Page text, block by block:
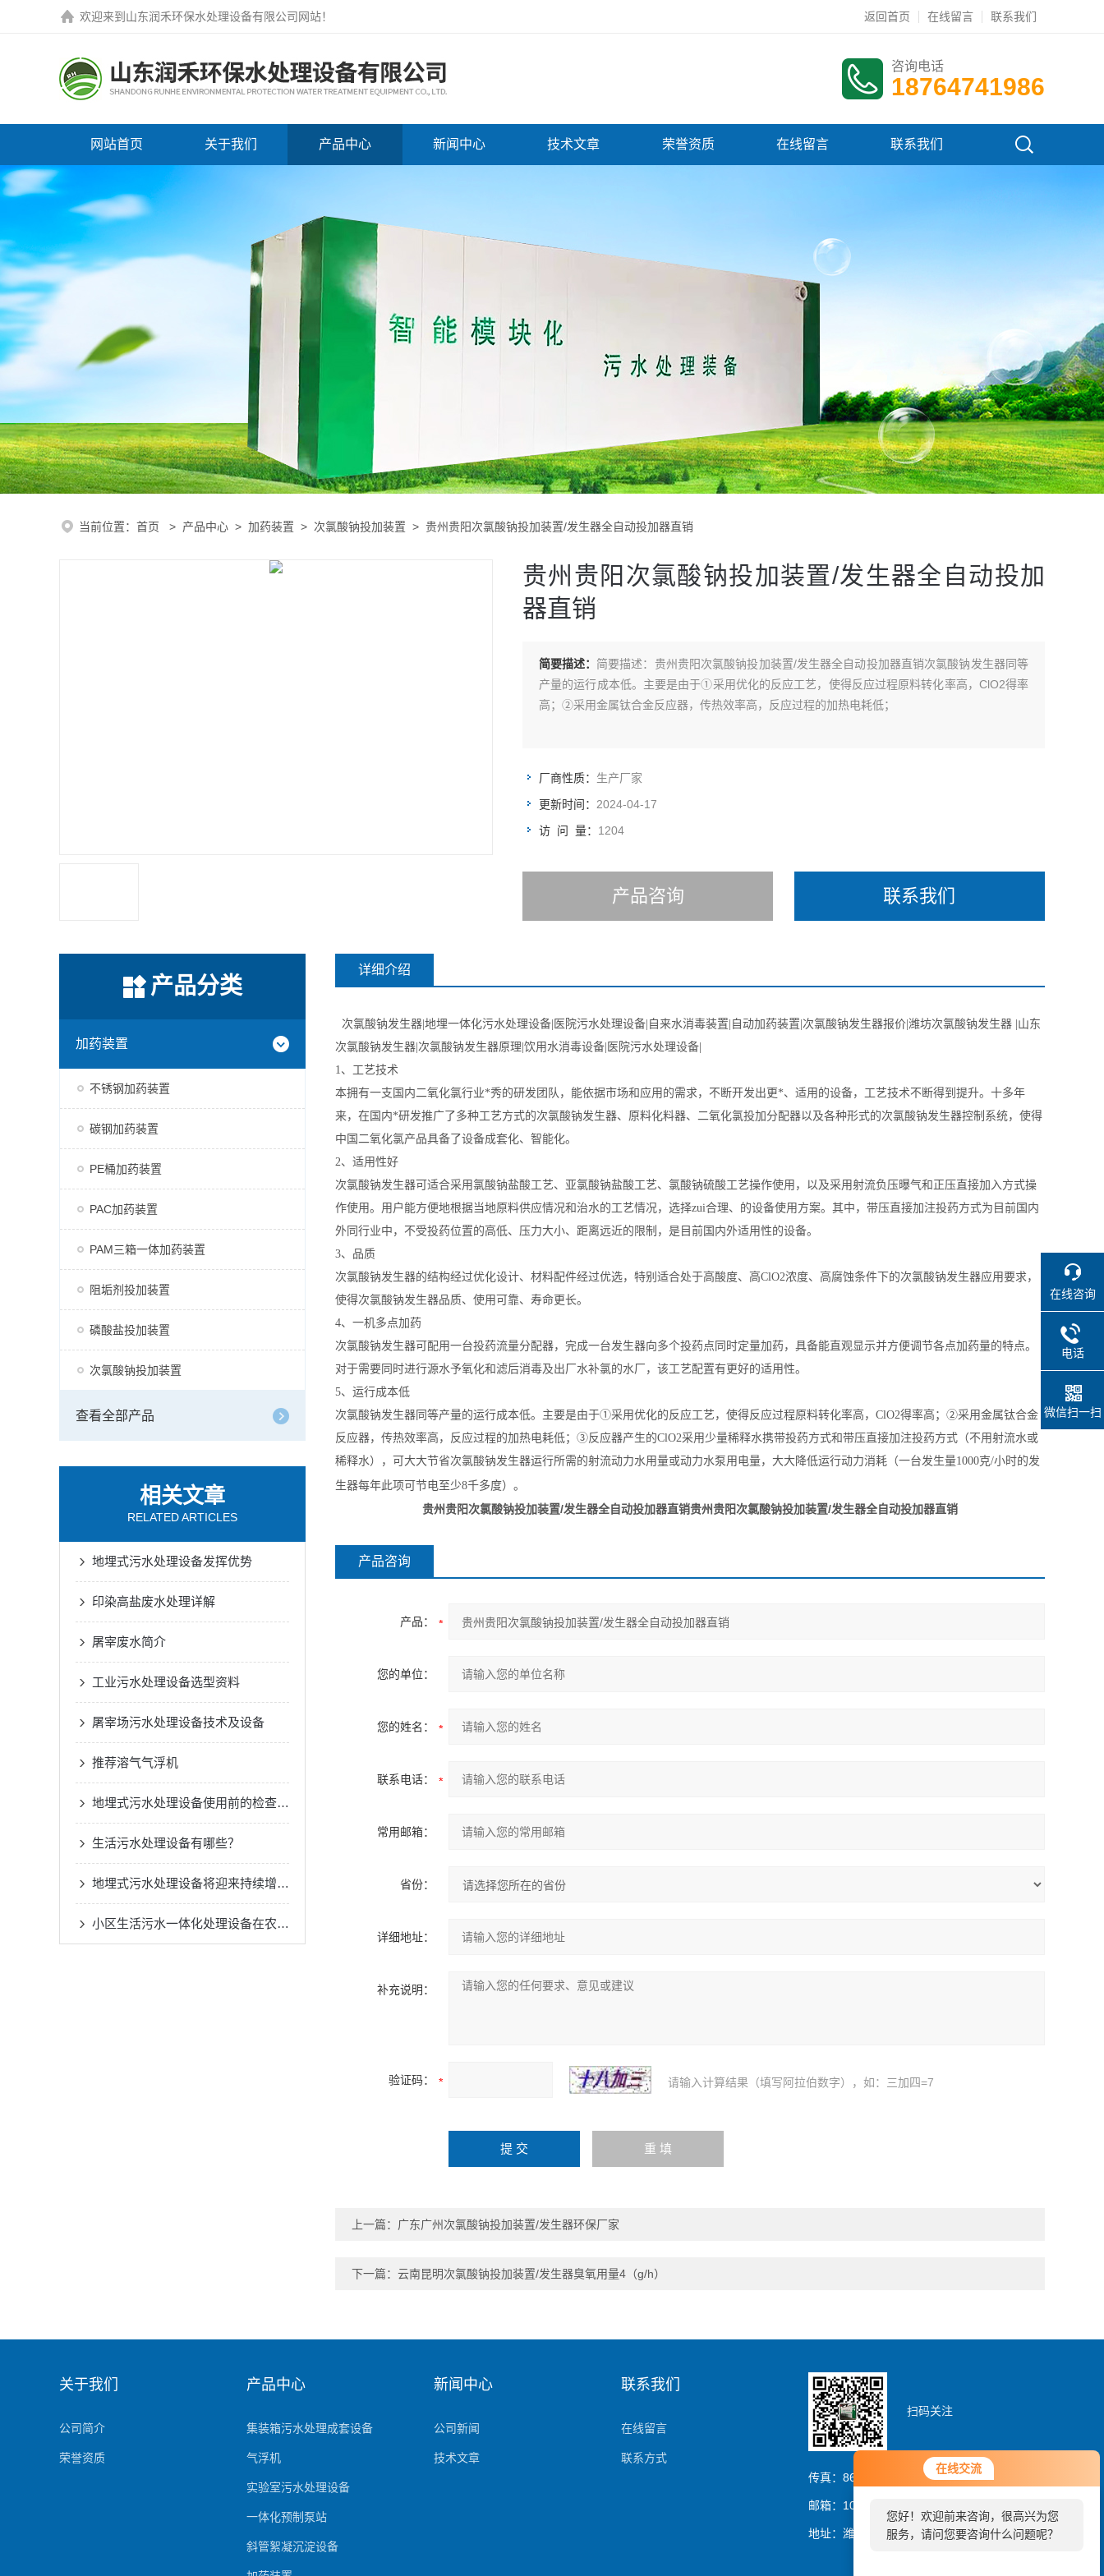
在线交流
您好！欢迎前来咨询，很高兴为您
服务，请问您要咨询什么问题呢？
欢迎来到 山东润禾环保水处理设备有限公司网站！ 返回首页 在线留言 联系我们
咨询电话
18764741986
网站首页 关于我们 产品中心 新闻中心 技术文章 荣誉资质 在线留言 联系我们
当前位置： 首页 > 产品中心 > 加药装置 > 次氯酸钠投加装置 > 贵州贵阳次氯酸钠投加装置/发生器全自动投加器直销
贵州贵阳次氯酸钠投加装置/发生器全自动投加
器直销
简要描述： 简要描述：贵州贵阳次氯酸钠投加装置/发生器全自动投加器直销次氯酸钠发生器同等
产量的运行成本低。主要是由于①采用优化的反应工艺，使得反应过程原料转化率高，ClO2得率
高；②采用金属钛合金反应器，传热效率高，反应过程的加热电耗低；
厂商性质： 生产厂家
更新时间： 2024-04-17
访 问 量： 1204
产品咨询 联系我们
产品分类
加药装置
不锈钢加药装置
碳钢加药装置
PE桶加药装置
PAC加药装置
PAM三箱一体加药装置
阻垢剂投加装置
磷酸盐投加装置
次氯酸钠投加装置
查看全部产品
相关文章
RELATED ARTICLES
地埋式污水处理设备发挥优势
印染高盐废水处理详解
屠宰废水简介
工业污水处理设备选型资料
屠宰场污水处理设备技术及设备
推荐溶气气浮机
地埋式污水处理设备使用前的检查及启动
生活污水处理设备有哪些？
地埋式污水处理设备将迎来持续增长的发展新机遇
小区生活污水一体化处理设备在农村污水处理的运用
详细介绍
次氯酸钠发生器|地埋一体化污水处理设备|医院污水处理设备|自来水消毒装置|自动加药装置|次氯酸钠发生器报价|潍坊次氯酸钠发生器 |山东
次氯酸钠发生器|次氯酸钠发生器原理|饮用水消毒设备|医院污水处理设备|
1、工艺技术
本拥有一支国内二氧化氯行业*秀的研发团队，能依据市场和应用的需求，不断开发出更*、适用的设备，工艺技术不断得到提升。十多年
来，在国内*研发推广了多种工艺方式的次氯酸钠发生器、原料化料器、二氧化氯投加分配器以及各种形式的次氯酸钠发生器控制系统，使得
中国二氧化氯产品具备了设备成套化、智能化。
2、适用性好
次氯酸钠发生器可适合采用氯酸钠盐酸工艺、亚氯酸钠盐酸工艺、氯酸钠硫酸工艺操作使用，以及采用射流负压曝气和正压直接加入方式操
作使用。用户能方便地根据当地原料供应情况和治水的工艺情况，选择zui合理、的设备使用方案。其中，带压直接加注投药方式为目前国内
外同行业中，不受投药位置的高低、压力大小、距离远近的限制，是目前国内外适用性的设备。
3、品质
次氯酸钠发生器的结构经过优化设计、材料配件经过优选，特别适合处于高酸度、高ClO2浓度、高腐蚀条件下的次氯酸钠发生器应用要求，
使得次氯酸钠发生器品质、使用可靠、寿命更长。
4、一机多点加药
次氯酸钠发生器可配用一台投药流量分配器，完成一台发生器向多个投药点同时定量加药，具备能直观显示并方便调节各点加药量的特点。
对于需要同时进行源水予氧化和滤后消毒及出厂水补氯的水厂，该工艺配置有更好的适用性。
5、运行成本低
次氯酸钠发生器同等产量的运行成本低。主要是由于①采用优化的反应工艺，使得反应过程原料转化率高，ClO2得率高；②采用金属钛合金
反应器，传热效率高，反应过程的加热电耗低；③反应器产生的ClO2采用少量稀释水携带投药方式和带压直接加注投药方式（不用射流水或
稀释水），可大大节省次氯酸钠发生器运行所需的射流动力水用量或动力水泵用电量，大大降低运行动力消耗（一台发生量1000克/小时的发
生器每年此项可节电至少8千多度）。
贵州贵阳次氯酸钠投加装置/发生器全自动投加器直销贵州贵阳次氯酸钠投加装置/发生器全自动投加器直销
产品咨询
产品：
您的单位：
您的姓名：
联系电话：
常用邮箱：
省份：
详细地址：
补充说明：
验证码： 请输入计算结果（填写阿拉伯数字），如：三加四=7
上一篇： 广东广州次氯酸钠投加装置/发生器环保厂家
下一篇： 云南昆明次氯酸钠投加装置/发生器臭氧用量4（g/h）
关于我们
公司简介
荣誉资质
产品中心
集装箱污水处理成套设备
气浮机
实验室污水处理设备
一体化预制泵站
斜管絮凝沉淀设备
新闻中心
公司新闻
技术文章
联系我们
在线留言
联系方式
扫码关注
传真：86-0536-8329837
邮箱：1054064394@qq.com
地址：潍坊市潍城区曼哈顿大厦
在线咨询
电话
微信扫一扫